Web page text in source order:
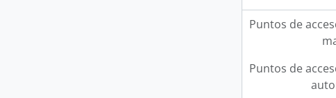
Puntos de
Puntos de